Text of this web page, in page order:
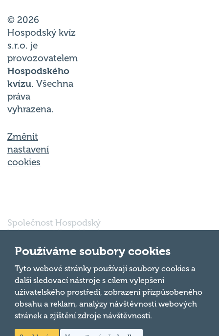
© 2026
Hospodský kvíz
s.r.o. je
provozovatelem
Hospodského
kvízu. Všechna
práva
vyhrazena.
Změnit
nastavení
cookies
Společnost Hospodský
kvíz s.r.o., sídlem Nové
602 00 Brno, IČ:
03980138, DIČ:
CZ03980138 je vedena
pod spisovou značkou
a oddílem 90428 C u
Krajského soudu v
Brně.
Nahoru
Používáme soubory cookies
Tyto webové stránky používají soubory cookies a
další sledovací nástroje s cílem vylepšení
uživatelského prostředí, zobrazení přizpůsobeného
obsahu a reklam, analýzy návštěvnosti webových
stránek a zjištění zdroje návštěvnosti.